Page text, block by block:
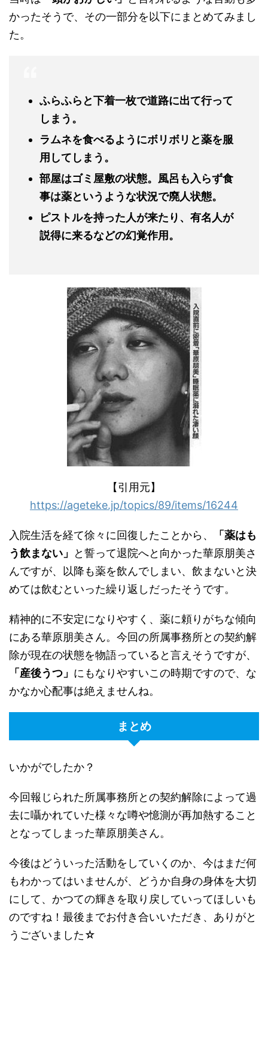
かったそうで、その一部分を以下にまとめてみまし
た。
ふらふらと下着一枚で道路に出て行って
しまう。
ラムネを食べるようにボリボリと薬を服
用してしまう。
部屋はゴミ屋敷の状態。風呂も入らず食
事は薬というような状況で廃人状態。
ピストルを持った人が来たり、有名人が
説得に来るなどの幻覚作用。
【引用元】
https://ageteke.jp/topics/89/items/16244
入院生活を経て徐々に回復したことから、
「薬はも
う飲まない」
と誓って退院へと向かった華原朋美さ
んですが、以降も薬を飲んでしまい、飲まないと決
めては飲むといった繰り返しだったそうです。
精神的に不安定になりやすく、薬に頼りがちな傾向
にある華原朋美さん。今回の所属事務所との契約解
除が現在の状態を物語っていると言えそうですが、
「産後うつ」 にもなりやすいこの時期ですので、な
かなか心配事は絶えませんね。
まとめ
いかがでしたか？
今回報じられた所属事務所との契約解除によって過
去に囁かれていた様々な噂や憶測が再加熱すること
となってしまった華原朋美さん。
今後はどういった活動をしていくのか、今はまだ何
もわかってはいませんが、どうか自身の身体を大切
にして、かつての輝きを取り戻していってほしいも
のですね！最後までお付き合いいただき、ありがと
うございました☆